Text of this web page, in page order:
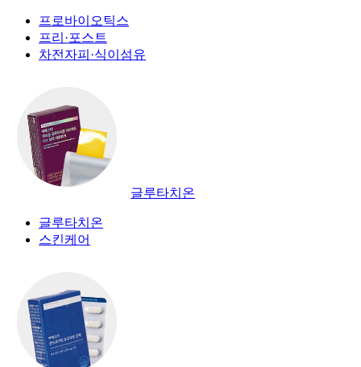
프로바이오틱스
프리·포스트
차전자피·식이섬유
글루타치온
글루타치온
스킨케어